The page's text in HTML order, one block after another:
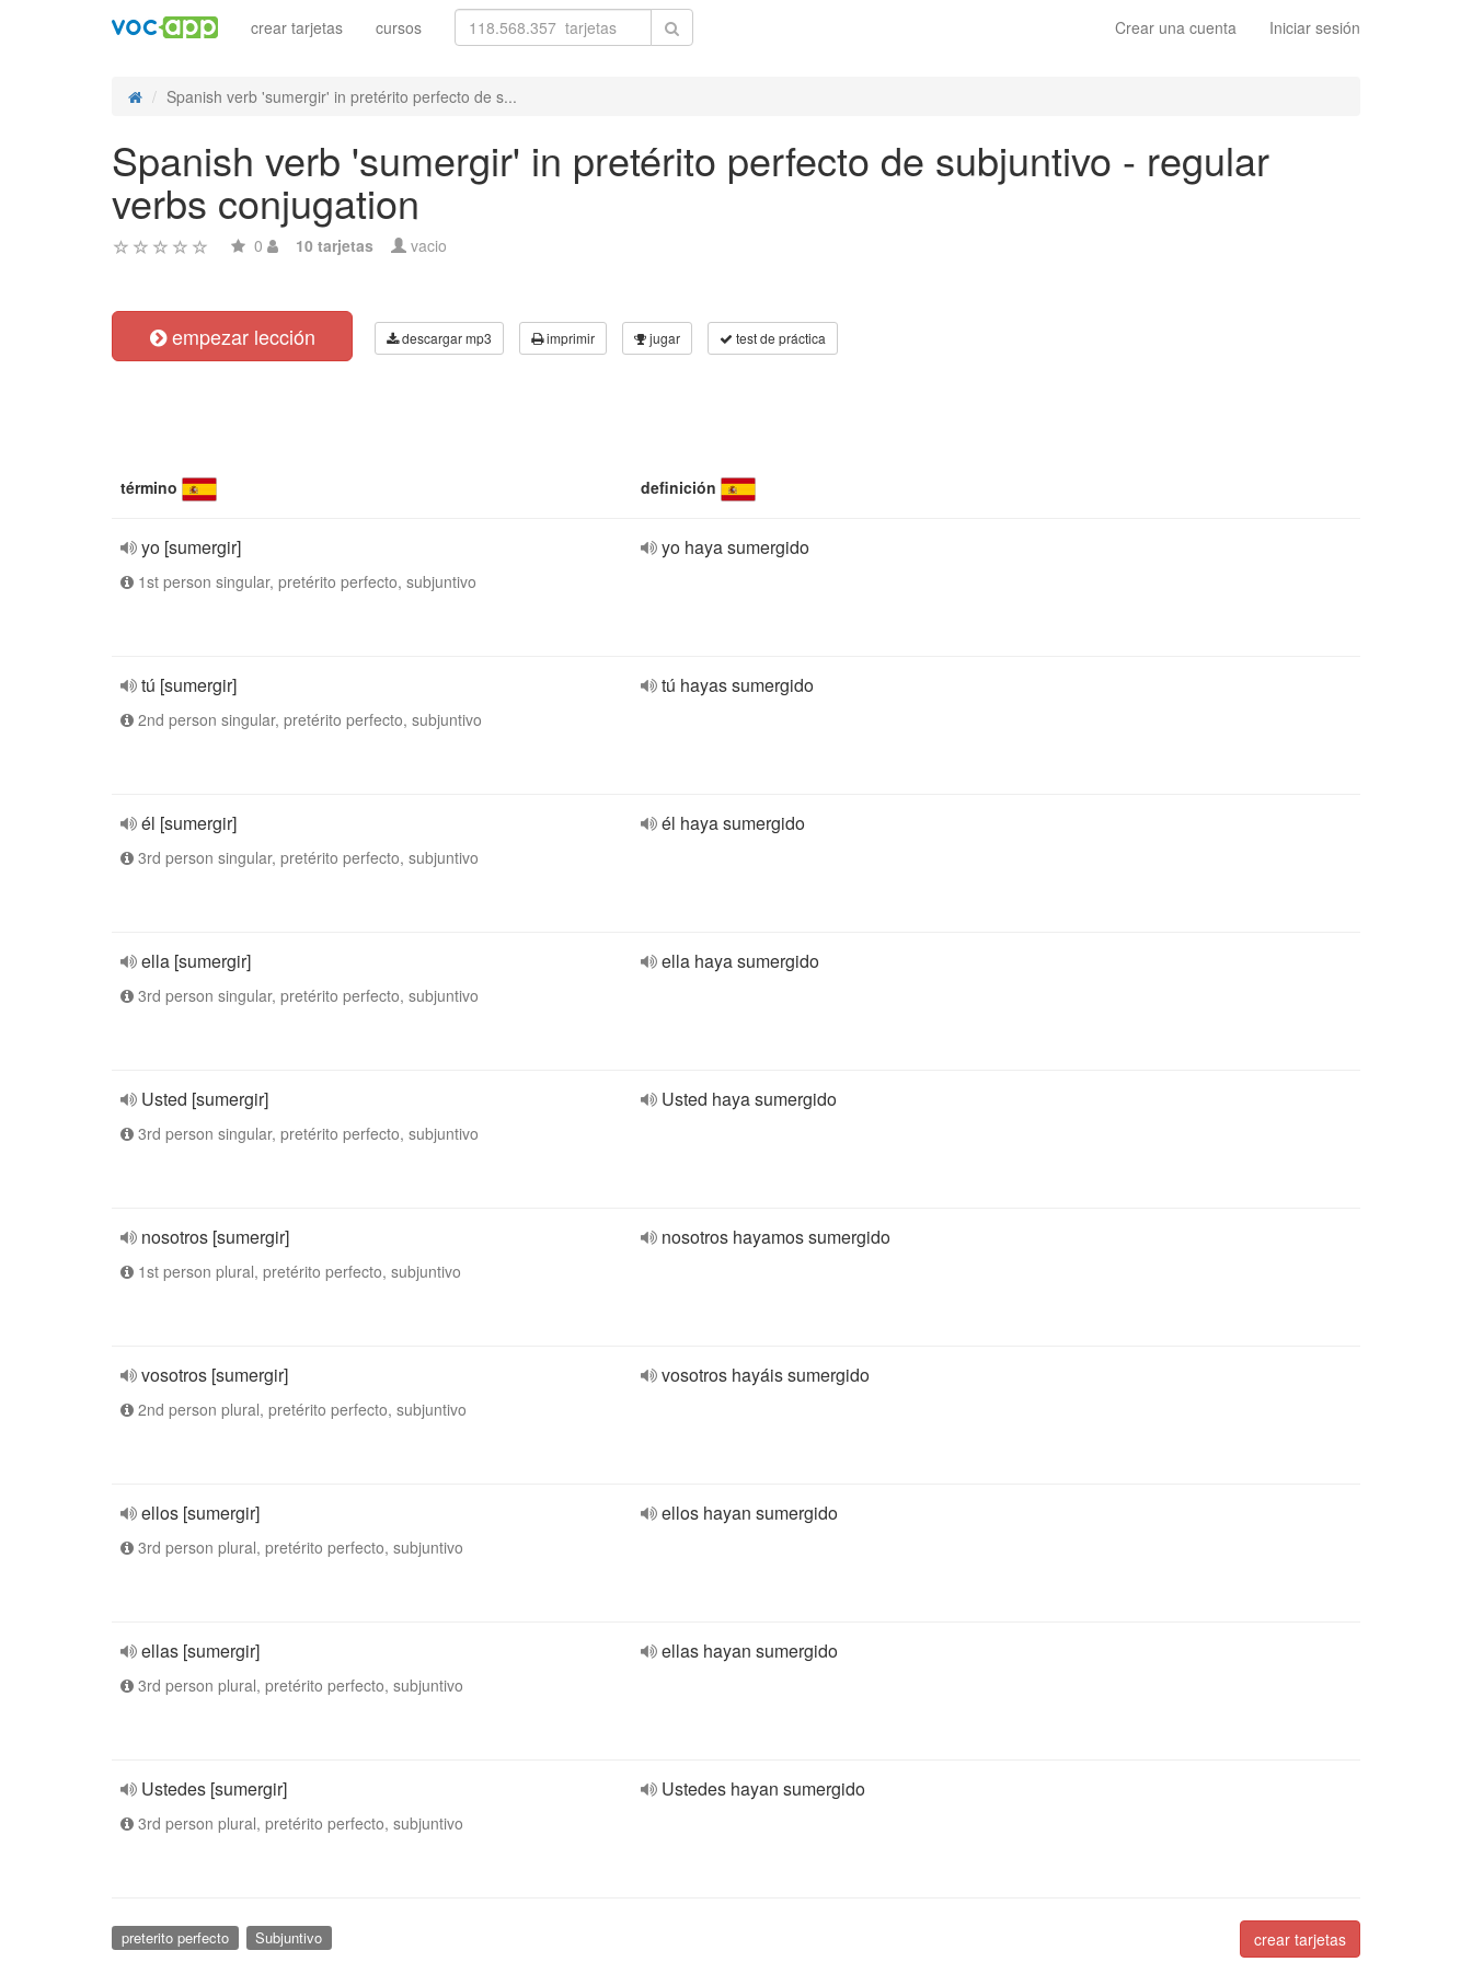
Crear una cuenta Iniciar sesión
crear tarjetas cursos
Spanish verb 'sumergir' in pretérito perfecto de s...
Spanish verb 'sumergir' in pretérito perfecto de subjuntivo - regular
verbs conjugation
0 10 tarjetas vacio
empezar lección descargar mp3 imprimir jugar test de práctica
término definición
yo [sumergir]
1st person singular, pretérito perfecto, subjuntivo
yo haya sumergido
tú [sumergir]
2nd person singular, pretérito perfecto, subjuntivo
tú hayas sumergido
él [sumergir]
3rd person singular, pretérito perfecto, subjuntivo
él haya sumergido
ella [sumergir]
3rd person singular, pretérito perfecto, subjuntivo
ella haya sumergido
Usted [sumergir]
3rd person singular, pretérito perfecto, subjuntivo
Usted haya sumergido
nosotros [sumergir]
1st person plural, pretérito perfecto, subjuntivo
nosotros hayamos sumergido
vosotros [sumergir]
2nd person plural, pretérito perfecto, subjuntivo
vosotros hayáis sumergido
ellos [sumergir]
3rd person plural, pretérito perfecto, subjuntivo
ellos hayan sumergido
ellas [sumergir]
3rd person plural, pretérito perfecto, subjuntivo
ellas hayan sumergido
Ustedes [sumergir]
3rd person plural, pretérito perfecto, subjuntivo
Ustedes hayan sumergido
crear tarjetas
preterito perfecto Subjuntivo